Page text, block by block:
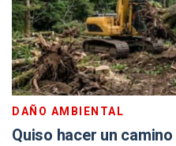
DAÑO AMBIENTAL
Quiso hacer un